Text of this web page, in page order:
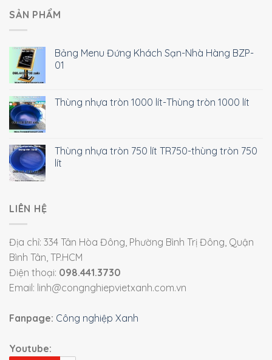
SẢN PHẨM
Bảng Menu Đứng Khách Sạn-Nhà Hàng BZP-
01
Thùng nhựa tròn 1000 lít-Thùng tròn 1000 lít
Thùng nhựa tròn 750 lít TR750-thùng tròn 750
lít
LIÊN HỆ
Địa chỉ: 334 Tân Hòa Đông, Phường Bình Trị Đông, Quận
Bình Tân, TP.HCM
Điện thoại: 098.441.3730
Email: linh@congnghiepvietxanh.com.vn
Fanpage: Công nghiệp Xanh
Youtube: